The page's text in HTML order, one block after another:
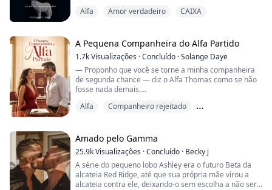
Então ela ouviu. Um som que fez seu estômago se
revirar e seu peito doer. Gemidos vinham do outro lado
da porta.
Lágrimas começara...
Alfa Amor verdadeiro CAIXA
A Pequena Companheira do Alfa Partido
1.7kVisualizações ·Concluído ·Solange Daye
— Proponho que você se torne a minha companheira
de segunda chance — diz o Alfa Thomas como se não
fosse nada demais.
Não consigo conter a gargalhada que escapa dos
desculpas — digo, ofendida.
— Mas como você tem a coragem de usar isso como
moeda de troca para me chantagear e me obrigar a
virar ...
Alfa
Companheiro rejeitado
Amado pelo Gamma
25.9kVisualizações ·Concluído · Becky j
A série do pequeno lobo Ashley era o futuro Beta da
alcateia Red Ridge, até que sua própria mãe virou a
alcateia contra ele, deixando-o sem escolha a não ser